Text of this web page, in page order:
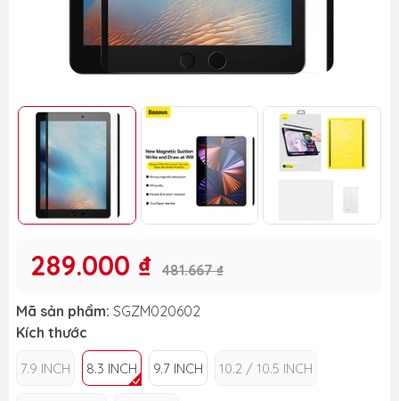
289.000 ₫ 481.667 ₫
Mã sản phẩm: SGZM020602
Kích thước
7.9 INCH 8.3 INCH 9.7 INCH 10.2 / 10.5 INCH